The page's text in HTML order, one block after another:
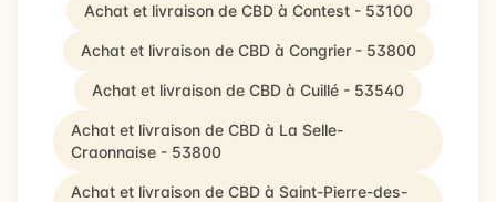
Achat et livraison de CBD à Contest - 53100
Achat et livraison de CBD à Congrier - 53800
Achat et livraison de CBD à Cuillé - 53540
Achat et livraison de CBD à La Selle-
Craonnaise - 53800
Achat et livraison de CBD à Saint-Pierre-des-